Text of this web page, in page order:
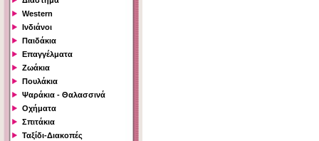
Western
Ινδιάνοι
Παιδάκια
Επαγγέλματα
Ζωάκια
Πουλάκια
Ψαράκια - Θαλασσινά
Οχήματα
Σπιτάκια
Ταξίδι-Διακοπές